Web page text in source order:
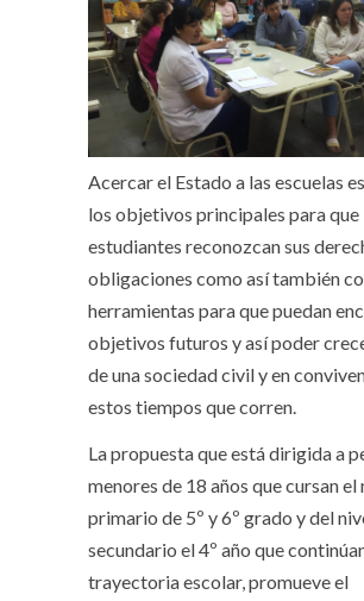
Acercar el Estado a las escuelas
los objetivos principales para que
estudiantes reconozcan sus
obligaciones como así también
herramientas para que puedan
objetivos futuros y así poder
de una sociedad civil y en
estos tiempos que corren.
La propuesta que está dirigida a
menores de 18 años que cursan el
primario de 5º y 6º grado y del
secundario el 4º año que
trayectoria escolar, promueve el